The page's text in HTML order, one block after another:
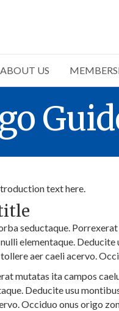
ABOUT US
text here.
seductaque.
elementaque.
aer caeli acervo.
mutatas ita campos
Deducite usu
Occiduo onus origo